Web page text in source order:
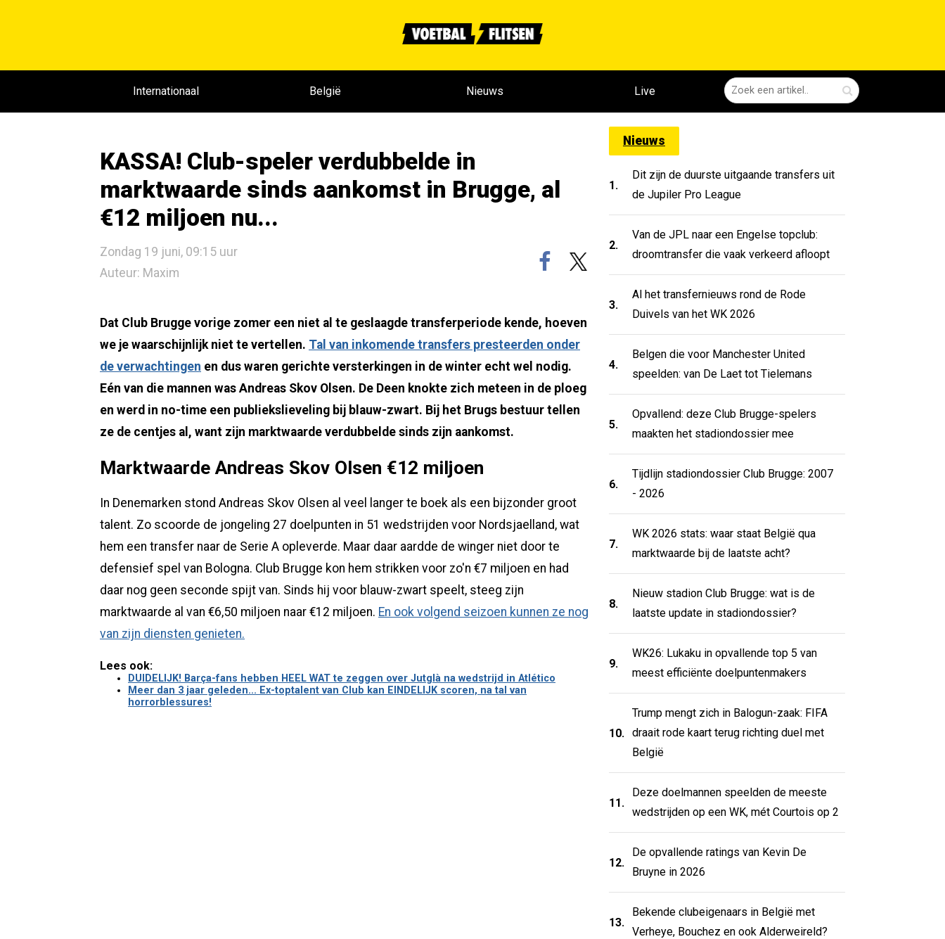
Internationaal België Nieuws Live
KASSA! Club-speler verdubbelde in
marktwaarde sinds aankomst in Brugge, al
€12 miljoen nu...
Zondag 19 juni, 09:15 uur
Auteur: Maxim
Dat Club Brugge vorige zomer een niet al te geslaagde transferperiode kende, hoeven
we je waarschijnlijk niet te vertellen. Tal van inkomende transfers presteerden onder
de verwachtingen en dus waren gerichte versterkingen in de winter echt wel nodig.
Eén van die mannen was Andreas Skov Olsen. De Deen knokte zich meteen in de ploeg
en werd in no-time een publiekslieveling bij blauw-zwart. Bij het Brugs bestuur tellen
ze de centjes al, want zijn marktwaarde verdubbelde sinds zijn aankomst.
Marktwaarde Andreas Skov Olsen €12 miljoen
In Denemarken stond Andreas Skov Olsen al veel langer te boek als een bijzonder groot
talent. Zo scoorde de jongeling 27 doelpunten in 51 wedstrijden voor Nordsjaelland, wat
hem een transfer naar de Serie A opleverde. Maar daar aardde de winger niet door te
defensief spel van Bologna. Club Brugge kon hem strikken voor zo'n €7 miljoen en had
daar nog geen seconde spijt van. Sinds hij voor blauw-zwart speelt, steeg zijn
marktwaarde al van €6,50 miljoen naar €12 miljoen. En ook volgend seizoen kunnen ze nog
van zijn diensten genieten.
Lees ook:
DUIDELIJK! Barça-fans hebben HEEL WAT te zeggen over Jutglà na wedstrijd in Atlético
Meer dan 3 jaar geleden... Ex-toptalent van Club kan EINDELIJK scoren, na tal van
horrorblessures!
Nieuws
1.
Dit zijn de duurste uitgaande transfers uit
de Jupiler Pro League
2.
Van de JPL naar een Engelse topclub:
droomtransfer die vaak verkeerd afloopt
3.
Al het transfernieuws rond de Rode
Duivels van het WK 2026
4.
Belgen die voor Manchester United
speelden: van De Laet tot Tielemans
5.
Opvallend: deze Club Brugge-spelers
maakten het stadiondossier mee
6.
Tijdlijn stadiondossier Club Brugge: 2007
- 2026
7.
WK 2026 stats: waar staat België qua
marktwaarde bij de laatste acht?
8.
Nieuw stadion Club Brugge: wat is de
laatste update in stadiondossier?
9.
WK26: Lukaku in opvallende top 5 van
meest efficiënte doelpuntenmakers
10.
Trump mengt zich in Balogun-zaak: FIFA
draait rode kaart terug richting duel met
België
11.
Deze doelmannen speelden de meeste
wedstrijden op een WK, mét Courtois op 2
12.
De opvallende ratings van Kevin De
Bruyne in 2026
13.
Bekende clubeigenaars in België met
Verheye, Bouchez en ook Alderweireld?